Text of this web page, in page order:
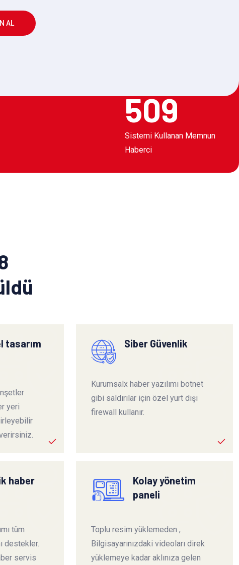
AL
509
Sistemi Kullanan Memnun
Haberci
tasarım
yeri
Siber Güvenlik
Kurumsalx haber yazılımı botnet
gibi saldırılar için özel yurt dışı
firewall kullanır.
haber
tüm
destekler.
servis
Kolay yönetim
paneli
Toplu resim yüklemeden ,
Bilgisayarınızdaki videoları direk
yüklemeye kadar aklınıza gelen